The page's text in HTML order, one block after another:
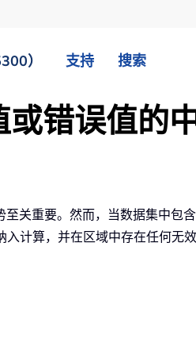
） 支持 搜索
错误值的
关重要。然而，当数据集中包含
入计算，并在区域中存在任何无